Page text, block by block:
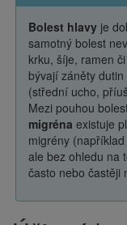
Bolest hlavy je
samotný bolest
krku, šíje, ramen
bývají záněty
(střední ucho,
Mezi pouhou
migréna existuje
migrény
ale bez ohledu na
často nebo častěji